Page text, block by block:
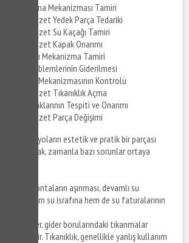
Doldurma Mekanizması Tamiri
Klozet Yedek Parça Tedariki
Klozet Su Kaçağı Tamiri
Klozet Kapak Onarımı
Basmalı Mekanizma Tamiri
Ses Problemlerinin Giderilmesi
Klozet Mekanizmasının Kontrolü
Klozet Tıkanıklık Açma
Su Kaçaklarının Tespiti ve Onarımı
Klozet Parça Değişimi
banyoların estetik ve pratik bir parçası
Ancak, zamanla bazı sorunlar ortaya
contaların aşınması, devamlı su
Bu hem su israfına hem de su faturalarının
klozetler, gider borularındaki tıkanmalar
yitirebilir. Tıkanıklık, genellikle yanlış kullanım